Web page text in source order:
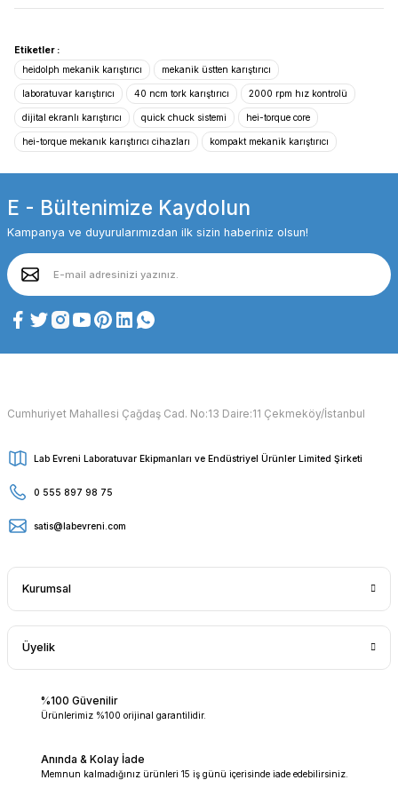
Etiketler :
heidolph mekanik karıştırıcı
mekanik üstten karıştırıcı
laboratuvar karıştırıcı 40 ncm tork karıştırıcı 2000 rpm hız kontrolü
dijital ekranlı karıştırıcı quick chuck sistemi hei-torque core
hei-torque mekanık karıştırıcı cihazları kompakt mekanik karıştırıcı
E - Bültenimize Kaydolun
Kampanya ve duyurularımızdan ilk sizin haberiniz olsun!
Cumhuriyet Mahallesi Çağdaş Cad. No:13 Daire:11 Çekmeköy/İstanbul
Lab Evreni Laboratuvar Ekipmanları ve Endüstriyel Ürünler Limited Şirketi
0 555 897 98 75
satis@labevreni.com
Kurumsal
Üyelik
%100 Güvenilir
Ürünlerimiz %100 orijinal garantilidir.
Anında & Kolay İade
Memnun kalmadığınız ürünleri 15 iş günü içerisinde iade edebilirsiniz.